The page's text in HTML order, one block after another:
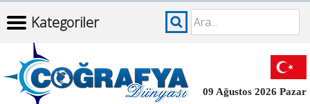
Kategoriler
09 Ağustos 2026 Pazar